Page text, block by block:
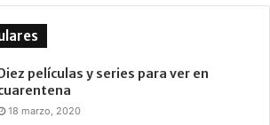
películas y series para ver en
18 marzo, 2020